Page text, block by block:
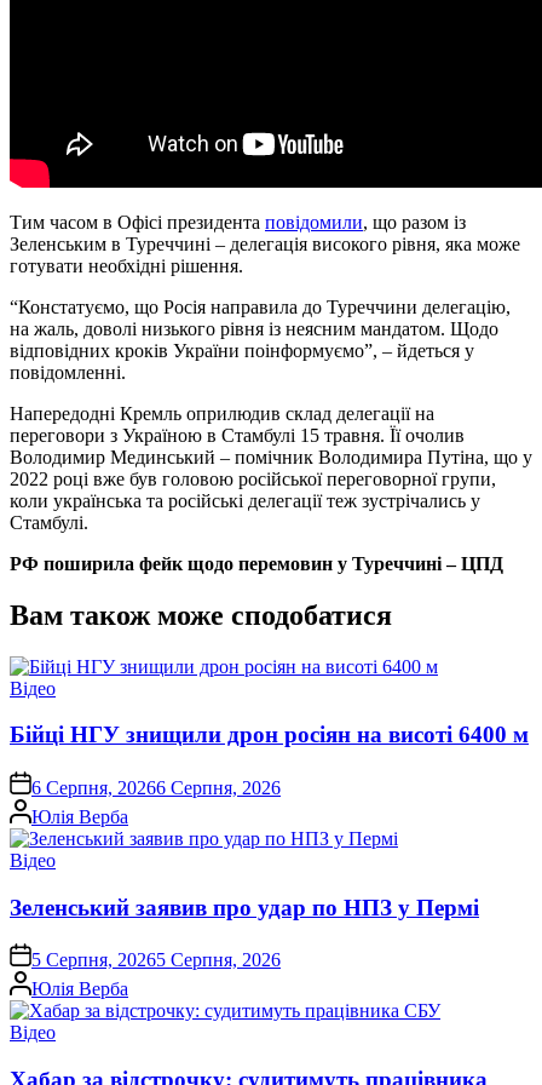
Тим часом в Офісі президента повідомили, що разом із
Зеленським в Туреччині – делегація високого рівня, яка може
готувати необхідні рішення.
“Констатуємо, що Росія направила до Туреччини делегацію,
на жаль, доволі низького рівня із неясним мандатом. Щодо
відповідних кроків України поінформуємо”, – йдеться у
повідомленні.
Напередодні Кремль оприлюдив склад делегації на
переговори з Україною в Стамбулі 15 травня. Її очолив
Володимир Мединський – помічник Володимира Путіна, що у
2022 році вже був головою російської переговорної групи,
коли українська та російські делегації теж зустрічались у
Стамбулі.
РФ поширила фейк щодо перемовин у Туреччині – ЦПД
Вам також може сподобатися
Опублікувати
Відео
Бійці НГУ знищили дрон росіян на висоті 6400 м
on6 Серпня, 20266 Серпня, 2026
Опубліковано
Юлія Верба
Опублікувати
Відео
Зеленський заявив про удар по НПЗ у Пермі
on 5 Серпня, 20265 Серпня, 2026
Опубліковано
Юлія Верба
Опублікувати
Відео
Хабар за відстрочку: судитимуть працівника